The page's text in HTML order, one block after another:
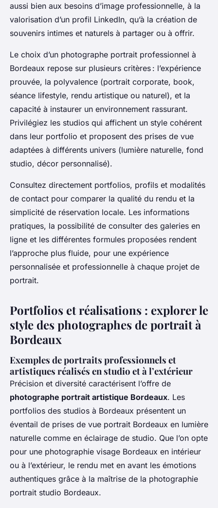
aussi bien aux besoins d’image professionnelle, à la
valorisation d’un profil LinkedIn, qu’à la création de
souvenirs intimes et naturels à partager ou à offrir.
Le choix d’un photographe portrait professionnel à
Bordeaux repose sur plusieurs critères : l’expérience
prouvée, la polyvalence (portrait corporate, book,
séance lifestyle, rendu artistique ou naturel), et la
capacité à instaurer un environnement rassurant.
Privilégiez les studios qui affichent un style cohérent
dans leur portfolio et proposent des prises de vue
adaptées à différents univers (lumière naturelle, fond
studio, décor personnalisé).
Consultez directement portfolios, profils et modalités
de contact pour comparer la qualité du rendu et la
simplicité de réservation locale. Les informations
pratiques, la possibilité de consulter des galeries en
ligne et les différentes formules proposées rendent
l’approche plus fluide, pour une expérience
personnalisée et professionnelle à chaque projet de
portrait.
Portfolios et réalisations : explorer le
style des photographes de portrait à
Bordeaux
Exemples de portraits professionnels et
artistiques réalisés en studio et à l’extérieur
Précision et diversité caractérisent l’offre de
photographe portrait artistique Bordeaux. Les
portfolios des studios à Bordeaux présentent un
éventail de prises de vue portrait Bordeaux en lumière
naturelle comme en éclairage de studio. Que l’on opte
pour une photographie visage Bordeaux en intérieur
ou à l’extérieur, le rendu met en avant les émotions
authentiques grâce à la maîtrise de la photographie
portrait studio Bordeaux.